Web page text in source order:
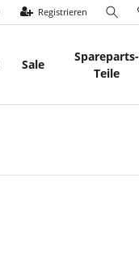
Registrieren
Sale
Spareparts-
Teile